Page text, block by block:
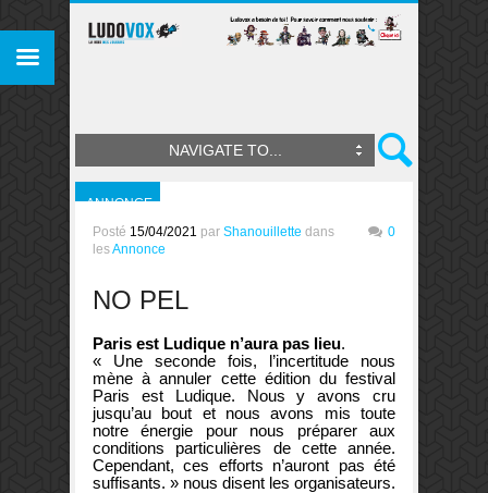
NAVIGATE TO...
ANNONCE
Posté 15/04/2021 par Shanouillette dans
lesAnnonce
0
NO PEL
Paris est Ludique n’aura pas lieu.
« Une seconde fois, l’incertitude nous
mène à annuler cette édition du festival
Paris est Ludique. Nous y avons cru
jusqu’au bout et nous avons mis toute
notre énergie pour nous préparer aux
conditions particulières de cette année.
Cependant, ces efforts n’auront pas été
suffisants. » nous disent les organisateurs.